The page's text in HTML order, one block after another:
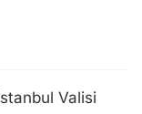
Valisi